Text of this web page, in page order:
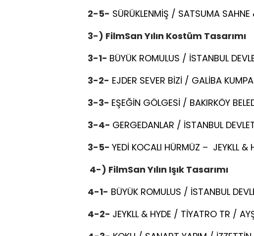
2-5- SÜRÜKLENMİŞ / SATSUMA
3-) FilmSan Yılın Kostüm Tasarımı
3-1- BÜYÜK ROMULUS / İSTANBUL
3-2- EJDER SEVER BİZİ / GALİBA
3-3- EŞEĞİN GÖLGESİ / BAKIRKÖY
3-4- GERGEDANLAR / İSTANBUL
3-5- YEDİ KOCALI HÜRMÜZ – JEYKLL
4-) FilmSan Yılın Işık Tasarımı
4-1- BÜYÜK ROMULUS / İSTANBUL
4-2- JEYKLL & HYDE / TİYATRO TR /